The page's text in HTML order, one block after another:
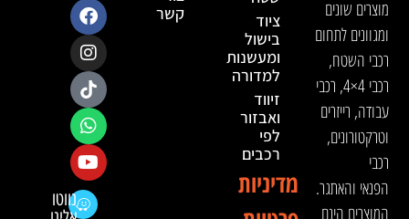
מוצרים שונים
ומגוונים לתחום
רכבי השטח,
רכבי 4×4, רכבי
עבודה, רייזרים
וטרקטורונים,
רכבי
הפנאי והאתגר.
המוצרים הינם
ציוד
בישול
ומעשנות
למדורה
זיווד
ואבזור
לפי
רכבים
מדיניות
קשר
נווטו